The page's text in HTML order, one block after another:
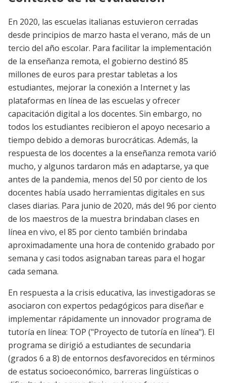
En 2020, las escuelas italianas estuvieron cerradas
desde principios de marzo hasta el verano, más de un
tercio del año escolar. Para facilitar la implementación
de la enseñanza remota, el gobierno destinó 85
millones de euros para prestar tabletas a los
estudiantes, mejorar la conexión a Internet y las
plataformas en línea de las escuelas y ofrecer
capacitación digital a los docentes. Sin embargo, no
todos los estudiantes recibieron el apoyo necesario a
tiempo debido a demoras burocráticas. Además, la
respuesta de los docentes a la enseñanza remota varió
mucho, y algunos tardaron más en adaptarse, ya que
antes de la pandemia, menos del 50 por ciento de los
docentes había usado herramientas digitales en sus
clases diarias. Para junio de 2020, más del 96 por ciento
de los maestros de la muestra brindaban clases en
línea en vivo, el 85 por ciento también brindaba
aproximadamente una hora de contenido grabado por
semana y casi todos asignaban tareas para el hogar
cada semana.
En respuesta a la crisis educativa, las investigadoras se
asociaron con expertos pedagógicos para diseñar e
implementar rápidamente un innovador programa de
tutoría en línea: TOP ("Proyecto de tutoría en línea"). El
programa se dirigió a estudiantes de secundaria
(grados 6 a 8) de entornos desfavorecidos en términos
de estatus socioeconómico, barreras lingüísticas o